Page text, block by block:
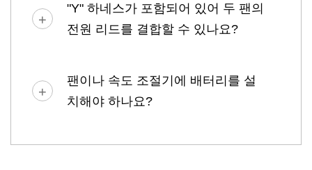
"Y" 하네스가 포함되어 있어 두 팬의
전원 리드를 결합할 수 있나요?
팬이나 속도 조절기에 배터리를 설
치해야 하나요?